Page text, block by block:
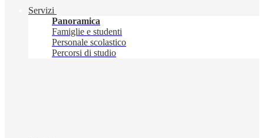
Servizi
Panoramica
Famiglie e studenti
Personale scolastico
Percorsi di studio